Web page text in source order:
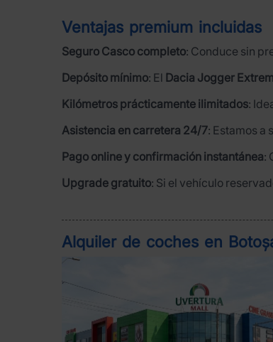
Ventajas premium incluidas
Seguro Casco completo: Conduce sin
Depósito mínimo: El Dacia Jogger
Kilómetros prácticamente ilimitados:
Asistencia en carretera 24/7: Estamos a
Pago online y confirmación instantánea:
Upgrade gratuito: Si el vehículo
Alquiler de coches en